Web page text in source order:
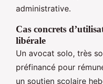
administrative.
Cas concrets
libérale
Un avocat solo, très
préfinancé pour
un soutien scolaire